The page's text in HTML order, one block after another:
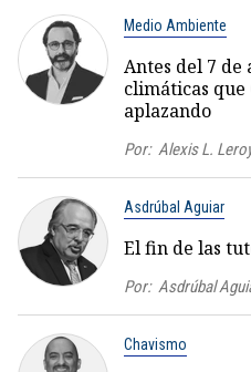
Medio Ambiente
Antes del 7 de
climáticas
aplazando
Por: Alexis L.
Asdrúbal Aguiar
El fin de las
Por: Asdrúbal
Chavismo